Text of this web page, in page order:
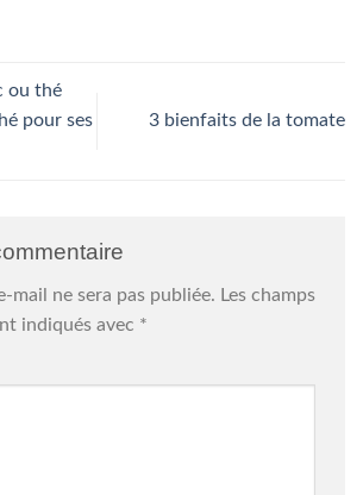
ou thé
pour ses
3 bienfaits de la tomate
mail ne sera pas publiée. Les champs
indiqués avec *